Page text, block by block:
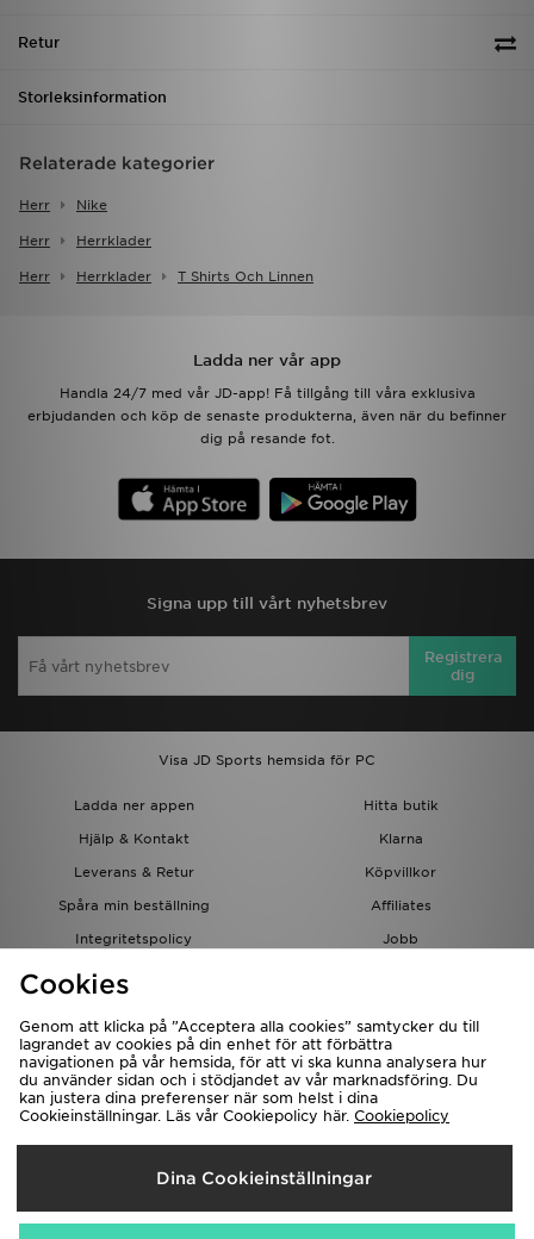
Retur
Storleksinformation
Relaterade kategorier
Herr Nike
Herr Herrklader
Herr Herrklader T Shirts Och Linnen
Ladda ner vår app
Handla 24/7 med vår JD-app! Få tillgång till våra exklusiva
erbjudanden och köp de senaste produkterna, även när du befinner
dig på resande fot.
Signa upp till vårt nyhetsbrev
Registrera
dig
Visa JD Sports hemsida för PC
Ladda ner appen
Hitta butik
Hjälp & Kontakt
Klarna
Leverans & Retur
Köpvillkor
Spåra min beställning
Affiliates
Integritetspolicy
Jobb
JD-bloggen
Levererar Till
Sverige
Cookies
Genom att klicka på ”Acceptera alla cookies” samtycker du till
lagrandet av cookies på din enhet för att förbättra
navigationen på vår hemsida, för att vi ska kunna analysera hur
du använder sidan och i stödjandet av vår marknadsföring. Du
kan justera dina preferenser när som helst i dina
Cookieinställningar. Läs vår Cookiepolicy här. Cookiepolicy
Dina Cookieinställningar